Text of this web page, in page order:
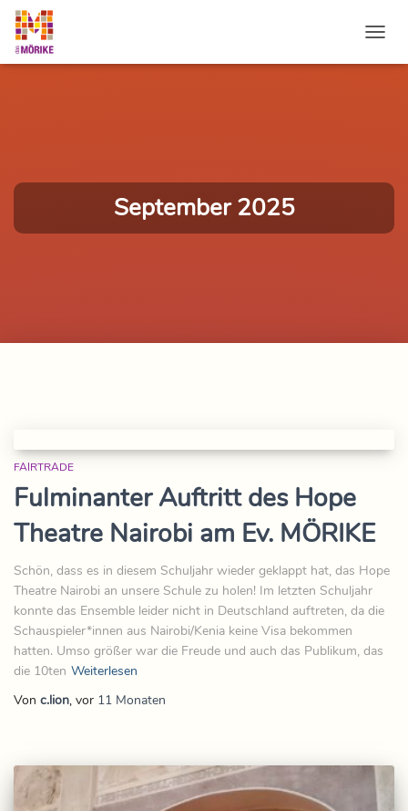
September 2025
FAIRTRADE
Fulminanter Auftritt des Hope
Theatre Nairobi am Ev. MÖRIKE
Schön, dass es in diesem Schuljahr wieder geklappt hat, das Hope
Theatre Nairobi an unsere Schule zu holen! Im letzten Schuljahr
konnte das Ensemble leider nicht in Deutschland auftreten, da die
Schauspieler*innen aus Nairobi/Kenia keine Visa bekommen
hatten. Umso größer war die Freude und auch das Publikum, das
die 10ten Weiterlesen
Von c.lion, vor 11 Monaten